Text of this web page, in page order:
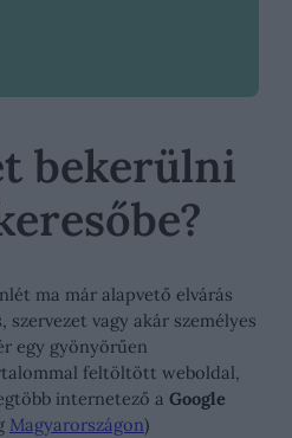
bekerülni
ma már alapvető elvárás
vagy akár személyes
egy gyönyörűen
feltöltött weboldal,
internetező a Google
Magyarországon)